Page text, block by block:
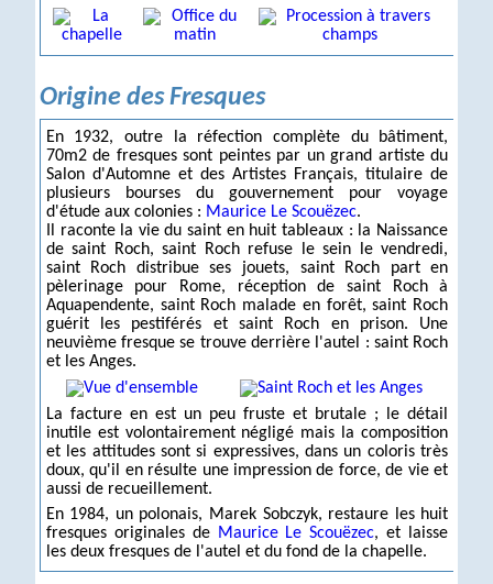
Origine des Fresques
En 1932, outre la réfection complète du bâtiment,
70m2 de fresques sont peintes par un grand artiste du
Salon d'Automne et des Artistes Français, titulaire de
plusieurs bourses du gouvernement pour voyage
d'étude aux colonies : Maurice Le Scouëzec.
Il raconte la vie du saint en huit tableaux : la Naissance
de saint Roch, saint Roch refuse le sein le vendredi,
saint Roch distribue ses jouets, saint Roch part en
pèlerinage pour Rome, réception de saint Roch à
Aquapendente, saint Roch malade en forêt, saint Roch
guérit les pestiférés et saint Roch en prison. Une
neuvième fresque se trouve derrière l'autel : saint Roch
et les Anges.
La facture en est un peu fruste et brutale ; le détail
inutile est volontairement négligé mais la composition
et les attitudes sont si expressives, dans un coloris très
doux, qu'il en résulte une impression de force, de vie et
aussi de recueillement.
En 1984, un polonais, Marek Sobczyk, restaure les huit
fresques originales de Maurice Le Scouëzec, et laisse
les deux fresques de l'autel et du fond de la chapelle.